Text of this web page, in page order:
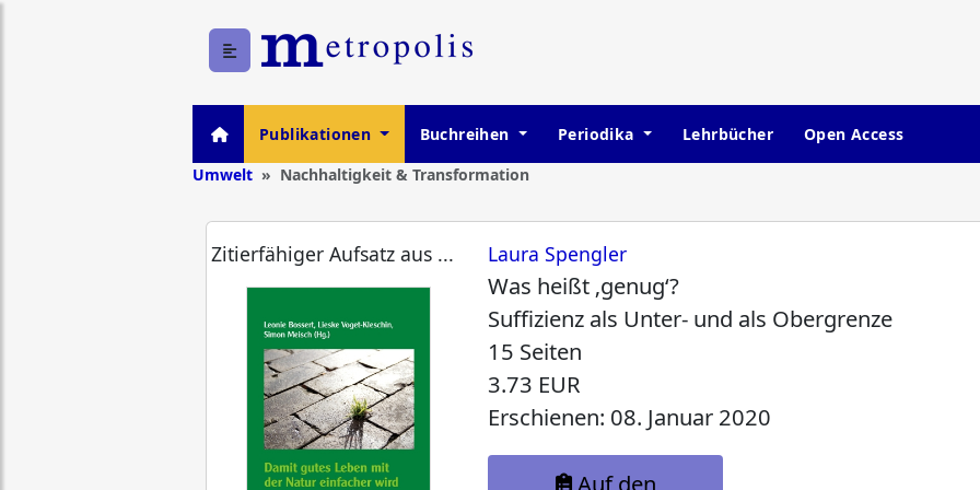
Publikationen Buchreihen Periodika Lehrbücher
Open Access
Umwelt
Nachhaltigkeit & Transformation
Zitierfähiger Aufsatz aus ... Laura Spengler
Was heißt ‚genug‘?
Suffizienz als Unter- und als Obergrenze
15 Seiten
3.73 EUR
Erschienen: 08. Januar 2020
Auf den